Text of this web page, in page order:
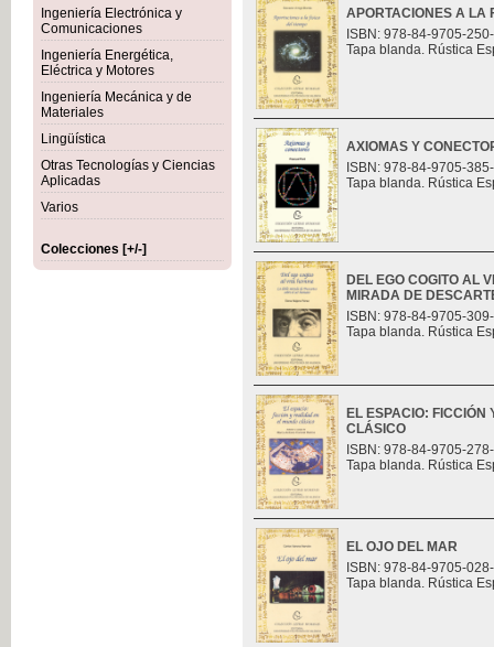
Ingeniería Electrónica y
Comunicaciones
Ingeniería Energética,
Eléctrica y Motores
Ingeniería Mecánica y de
Materiales
Lingüística
Otras Tecnologías y Ciencias
Aplicadas
Varios
Colecciones [+/-]
APORTACIONES A LA
ISBN: 978-84-9705-
Tapa blanda. Rústica
AXIOMAS Y
ISBN: 978-84-9705-
Tapa blanda. Rústica
DEL EGO COGITO AL
MIRADA DE
ISBN: 978-84-9705-
Tapa blanda. Rústica
EL ESPACIO:
CLÁSICO
ISBN: 978-84-9705-
Tapa blanda. Rústica
EL OJO DEL MAR
ISBN: 978-84-9705-
Tapa blanda. Rústica